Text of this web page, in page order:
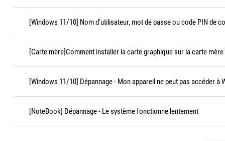
[Windows 11/10] Nom d’utilisateur, mot de passe ou code PIN de
[Carte mère]Comment installer la carte graphique sur la carte mère
[Windows 11/10] Dépannage - Mon appareil ne peut pas accéder à
[NoteBook] Dépannage - Le système fonctionne lentement